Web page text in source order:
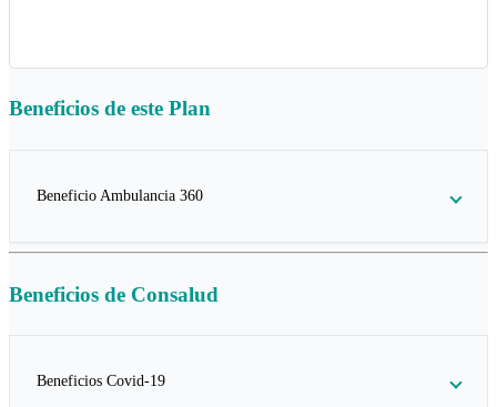
Beneficios de este Plan
Beneficio Ambulancia 360
Beneficios de Consalud
Beneficios Covid-19